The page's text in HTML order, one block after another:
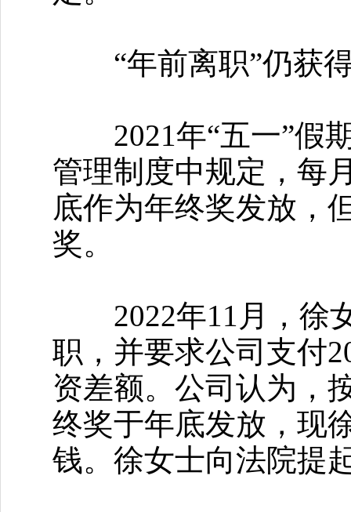
“年前离职”仍获
2021年“五一”假期
管理制度中规定，每
底作为年终奖发放，
奖。
2022年11月，徐女
职，并要求公司支付
资差额。公司认为，
终奖于年底发放，现
钱。徐女士向法院提